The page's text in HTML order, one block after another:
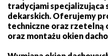
tradycjami specjalizująca
dekarskich. Oferujemy
techniczne oraz rzetelną
oraz montażu okien